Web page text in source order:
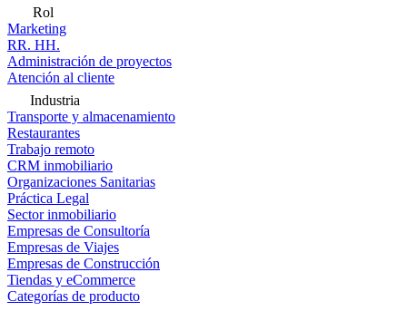
Rol
Marketing
RR. HH.
Administración de proyectos
Atención al cliente
Industria
Transporte y almacenamiento
Restaurantes
Trabajo remoto
CRM inmobiliario
Organizaciones Sanitarias
Práctica Legal
Sector inmobiliario
Empresas de Consultoría
Empresas de Viajes
Empresas de Construcción
Tiendas y eCommerce
Categorías de producto